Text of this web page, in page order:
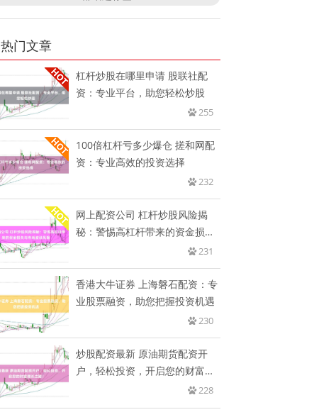
热门文章
杠杆炒股在哪里申请 股联社配
资：专业平台，助您轻松炒股
255
100倍杠杆亏多少爆仓 搓和网配
资：专业高效的投资选择
232
网上配资公司 杠杆炒股风险揭
秘：警惕高杠杆带来的资金损失
231
香港大牛证券 上海磐石配资：专
业股票融资，助您把握投资机遇
230
炒股配资最新 原油期货配资开
户，轻松投资，开启您的财富增
228